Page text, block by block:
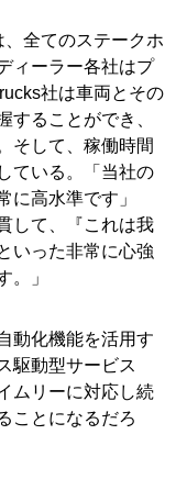
全てのステークホ
ィーラー各社はプ
社は車両とその
することができ、
そして、稼働時間
ている。「当社の
に高水準です」
して、『これは我
いった非常に心強
。」
動化機能を活用す
駆動型サービス
ムリーに対応し続
ことになるだろ